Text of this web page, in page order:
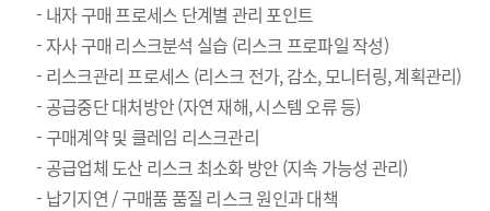
- 내자 구매 프로세스 단계별 관리 포인트
- 자사 구매 리스크분석 실습 (리스크 프로파일 작성)
- 리스크관리 프로세스 (리스크 전가, 감소, 모니터링, 계획관리)
- 공급중단 대처방안 (자연 재해, 시스템 오류 등)
- 구매계약 및 클레임 리스크관리
- 공급업체 도산 리스크 최소화 방안 (지속 가능성 관리)
- 납기지연 / 구매품 품질 리스크 원인과 대책